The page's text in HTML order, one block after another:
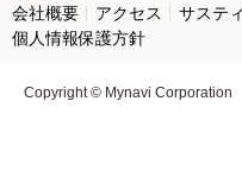
会社概要 アクセス サステ
個人情報保護方針
Copyright © Mynavi Corporation